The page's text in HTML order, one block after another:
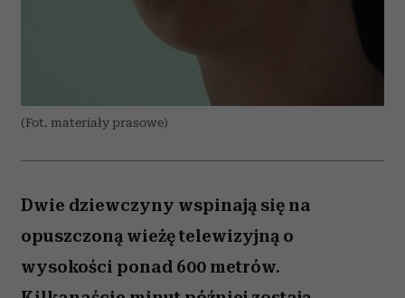
(Fot. materiały prasowe)
Dwie dziewczyny wspinają się na
opuszczoną wieżę telewizyjną o
wysokości ponad 600 metrów.